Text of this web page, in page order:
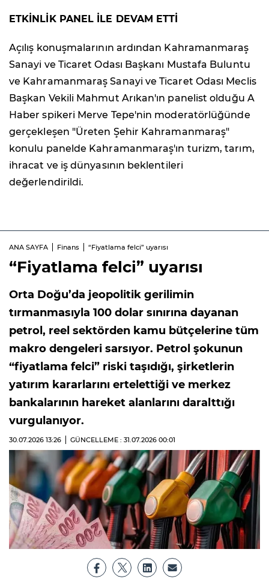
ETKİNLİK PANEL İLE DEVAM ETTİ
Açılış konuşmalarının ardından Kahramanmaraş
Sanayi ve Ticaret Odası Başkanı Mustafa Buluntu
ve Kahramanmaraş Sanayi ve Ticaret Odası Meclis
Başkan Vekili Mahmut Arıkan'ın panelist olduğu A
Haber spikeri Merve Tepe'nin moderatörlüğünde
gerçekleşen "Üreten Şehir Kahramanmaraş"
konulu panelde Kahramanmaraş'ın turizm, tarım,
ihracat ve iş dünyasının beklentileri
değerlendirildi.
ANA SAYFA Finans “Fiyatlama felci” uyarısı
“Fiyatlama felci” uyarısı
Orta Doğu’da jeopolitik gerilimin
tırmanmasıyla 100 dolar sınırına dayanan
petrol, reel sektörden kamu bütçelerine tüm
makro dengeleri sarsıyor. Petrol şokunun
“fiyatlama felci” riski taşıdığı, şirketlerin
yatırım kararlarını ertelettiği ve merkez
bankalarının hareket alanlarını daralttığı
vurgulanıyor.
30.07.2026 13:26 GÜNCELLEME : 31.07.2026 00:01